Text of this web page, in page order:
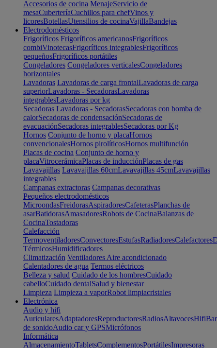
Accesorios de cocina MenajeServicio de
mesaCuberteríaCuchillos para chefVinos y
licoresBotellasUtensilios de cocinaVajillaBandejas
Electrodomésticos
Frigoríficos Frigoríficos americanosFrigoríficos
combiVinotecasFrigoríficos integrablesFrigoríficos
pequeñosFrigoríficos portátiles
Congeladores Congeladores verticalesCongeladores
horizontales
Lavadoras Lavadoras de carga frontalLavadoras de carga
superiorLavadoras - SecadorasLavadoras
integrablesLavadoras por kg
Secadoras Lavadoras - SecadorasSecadoras con bomba de
calorSecadoras de condensaciónSecadoras de
evacuaciónSecadoras integrablesSecadoras por Kg
Hornos Conjunto de horno y placaHornos
convencionalesHornos pirolíticosHornos multifunción
Placas de cocina Conjunto de horno y
placaVitrocerámicaPlacas de inducciónPlacas de gas
Lavavajillas Lavavajillas 60cmLavavajillas 45cmLavavajillas
integrables
Campanas extractoras Campanas decorativas
Pequeños electrodomésticos
MicroondasFreidorasAspiradoresCafeterasPlanchas de
asarBatidorasAmasadoresRobots de CocinaBalanzas de
CocinaTostadoras
Calefacción
TermoventiladoresConvectoresEstufasRadiadoresCalefactores
TérmicosHumidificadores
Climatización Ventiladores Aire acondicionado
Calentadores de agua Termos eléctricos
Belleza y salud Cuidado de los hombresCuidado
cabelloCuidado dentalSalud y bienestar
Limpieza Limpieza a vaporRobot limpiacristales
Electrónica
Audio y hifi
AuricularesAdaptadoresReproductoresRadiosAltavocesHifi
de sonidoAudio car y GPSMicrófonos
Informática
AlmacenamientoTabletsComplementosPortátilesImpresoras